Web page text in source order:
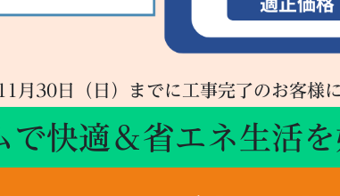
月30日（日）までに工事完了のお客様に
で快適＆省エネ生活